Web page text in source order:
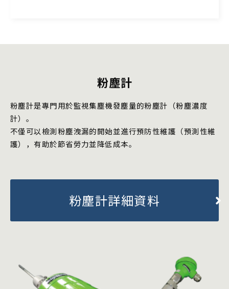
粉塵計
粉塵計是專門用於監視集塵機發塵量的粉塵計（粉塵濃度
計）。
不僅可以檢測粉塵洩漏的開始並進行預防性維護（預測性維
護），有助於節省勞力並降低成本。
粉塵計詳細資料